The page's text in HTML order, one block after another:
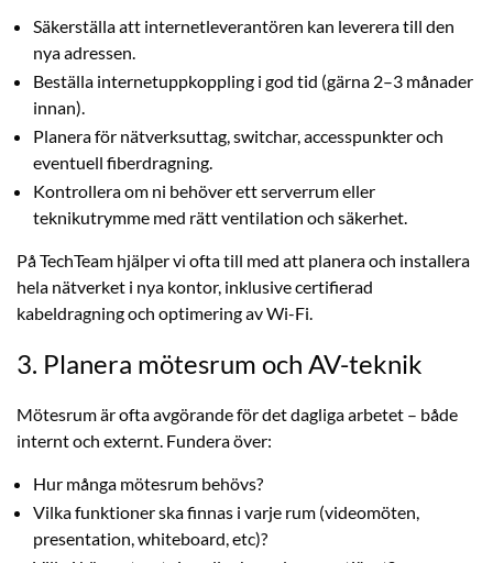
Säkerställa att internetleverantören kan leverera till den
nya adressen.
Beställa internetuppkoppling i god tid (gärna 2–3 månader
innan).
Planera för nätverksuttag, switchar, accesspunkter och
eventuell fiberdragning.
Kontrollera om ni behöver ett serverrum eller
teknikutrymme med rätt ventilation och säkerhet.
På TechTeam hjälper vi ofta till med att planera och installera
hela nätverket i nya kontor, inklusive certifierad
kabeldragning och optimering av Wi-Fi.
3. Planera mötesrum och AV-teknik
Mötesrum är ofta avgörande för det dagliga arbetet – både
internt och externt. Fundera över:
Hur många mötesrum behövs?
Vilka funktioner ska finnas i varje rum (videomöten,
presentation, whiteboard, etc)?